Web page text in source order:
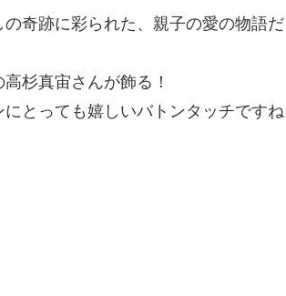
奇跡に彩られた、親子の愛の物語だ
杉真宙さんが飾る！
とっても嬉しいバトンタッチですね